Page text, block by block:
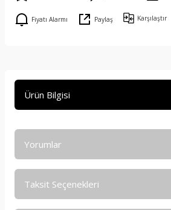
Fiyatı Alarmı Paylaş Karşılaştır
Ürün Bilgisi
Yorumlar
Taksit Seçenekleri